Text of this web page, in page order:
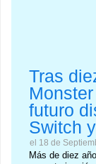
Tras
futuro
Switch
el 18 de
Más de diez